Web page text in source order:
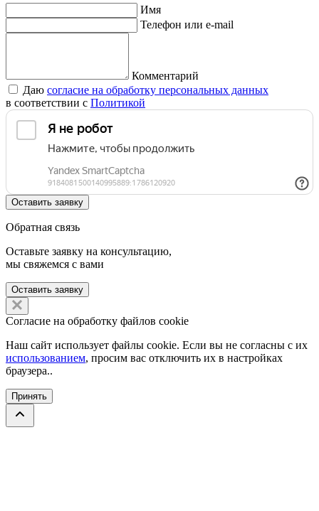
Имя
Телефон или e-mail
Комментарий
Даю согласие на обработку персональных данных
в соответствии с Политикой
Оставить заявку
Обратная связь
Оставьте заявку на консультацию,
мы свяжемся с вами
Оставить заявку
Согласие на обработку файлов cookie
Наш сайт использует файлы cookie. Если вы не согласны с их
использованием, просим вас отключить их в настройках
браузера..
Принять